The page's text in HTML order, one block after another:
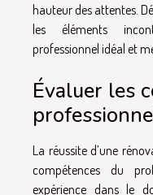
hauteur des attentes.
les éléments
professionnel idéal et
Évaluer les
La réussite d’une
compétences du
expérience dans le